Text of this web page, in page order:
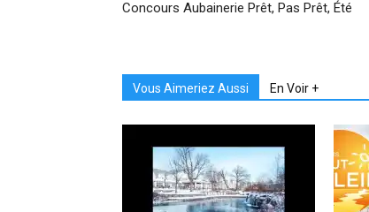
Concours Aubainerie Prêt, Pas Prêt, Été
Vous Aimeriez Aussi En Voir +